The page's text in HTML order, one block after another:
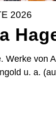
2026
Werke von
u. a.